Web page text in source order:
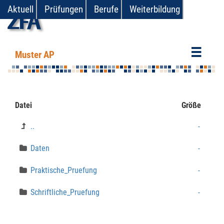
Aktuell Prüfungen Berufe Weiterbildung
zfa
Muster AP
Datei Größe
.. -
Daten -
Praktische_Pruefung -
Schriftliche_Pruefung -